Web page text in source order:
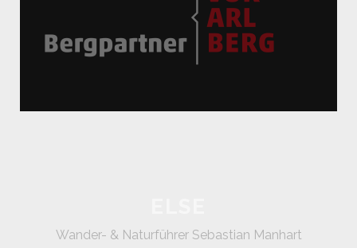
Wander- & Naturführer Sebastian Manhart